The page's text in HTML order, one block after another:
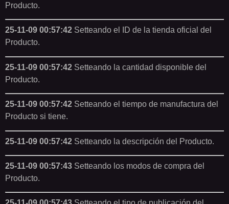
Producto.
25-11-09 00:57:42 Setteando el ID de la tienda oficial del
Producto.
25-11-09 00:57:42 Setteando la cantidad disponible del
Producto.
25-11-09 00:57:42 Setteando el tiempo de manufactura del
Producto si tiene.
25-11-09 00:57:42 Setteando la descripción del Producto.
25-11-09 00:57:43 Setteando los modos de compra del
Producto.